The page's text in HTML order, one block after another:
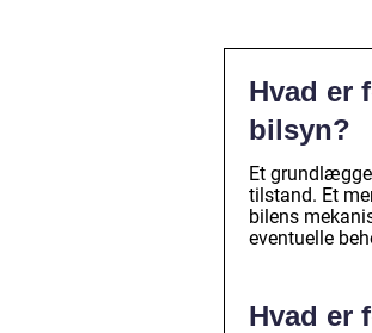
Hvad er
bilsyn?
Et
tilstand. Et
bilens
eventuelle
Hvad er